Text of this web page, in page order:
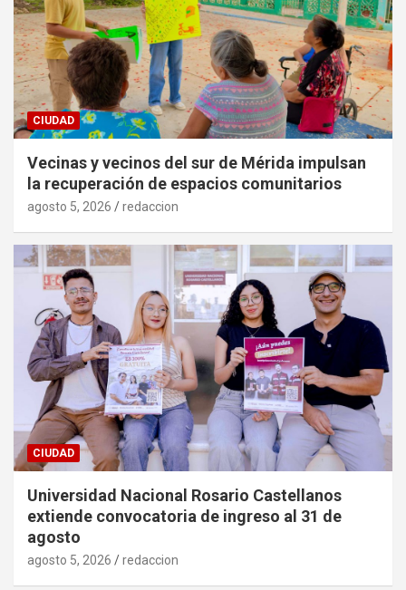
CIUDAD
Vecinas y vecinos del sur de Mérida impulsan
la recuperación de espacios comunitarios
agosto 5, 2026 redaccion
CIUDAD
Universidad Nacional Rosario Castellanos
extiende convocatoria de ingreso al 31 de
agosto
agosto 5, 2026 redaccion